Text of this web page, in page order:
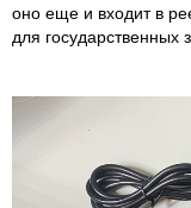
оно еще и входит в
для государственных